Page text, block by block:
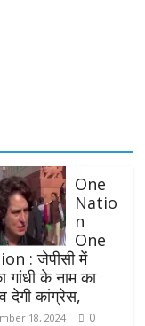
One
Natio
n
One
: जेपीसी में
गांधी के नाम का
देगी कांग्रेस,
18, 2024 0